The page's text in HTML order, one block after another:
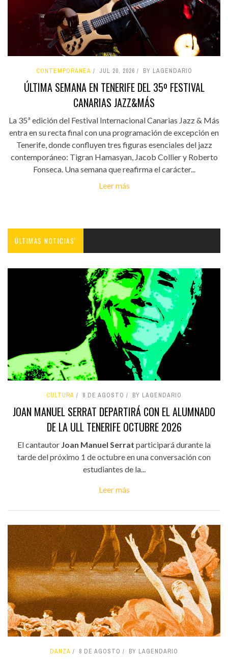
CONTEMPORÁNEA JUL 20, 2026 BY LAGENDARIO
ÚLTIMA SEMANA EN TENERIFE DEL 35º FESTIVAL
CANARIAS JAZZ&MÁS
La 35ª edición del Festival Internacional Canarias Jazz & Más
entra en su recta final con una programación de excepción en
Tenerife, donde confluyen tres figuras esenciales del jazz
contemporáneo: Tigran Hamasyan, Jacob Collier y Roberto
Fonseca. Una semana que reafirma el carácter...
Leer más
ÚLTIMAS NOTICIAS'
CULTURA 8 DE AGOSTO BY LAGENDARIO
JOAN MANUEL SERRAT DEPARTIRÁ CON EL ALUMNADO
DE LA ULL TENERIFE OCTUBRE 2026
El cantautor Joan Manuel Serrat participará durante la
tarde del próximo 1 de octubre en una conversación con
estudiantes de la...
Leer más
DANZA 8 DE AGOSTO BY LAGENDARIO